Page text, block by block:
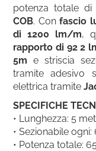
potenza totale di
COB. Confascio
di 1200 lm/m,
rapporto di 92 2
5m e striscia
tramite adesivo
elettrica tramite
SPECIFICHE
• Lunghezza: 5
• Sezionabile ogni:
• Potenza totale: